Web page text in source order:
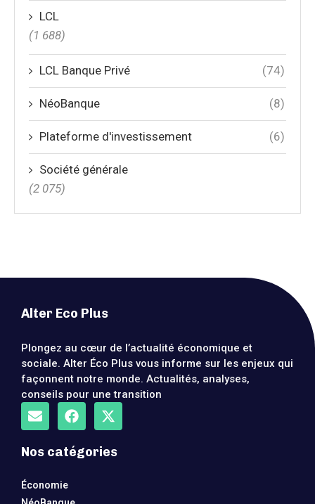
LCL
(1 688)
LCL Banque Privé (74)
NéoBanque (8)
Plateforme d'investissement (6)
Société générale
(2 075)
Alter Eco Plus
Plongez au cœur de l’actualité économique et
sociale. Alter Éco Plus vous informe sur les enjeux qui
façonnent notre monde. Actualités, analyses,
conseils pour une transition
Nos catégories
Économie